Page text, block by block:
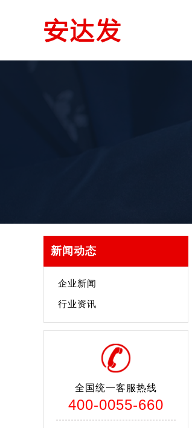
新闻动态
企业新闻
行业资讯
全国统一客服热线
400-0055-660